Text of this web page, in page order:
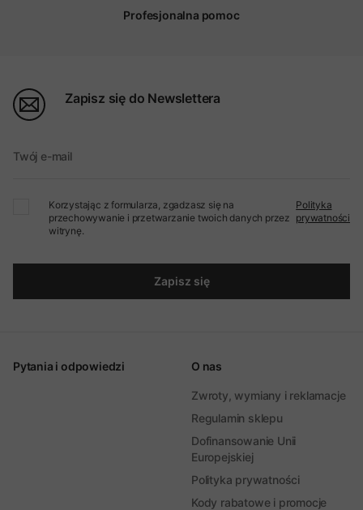
Profesjonalna pomoc
Zapisz się do Newslettera
Twój e-mail
Korzystając z formularza, zgadzasz się na
przechowywanie i przetwarzanie twoich danych przez
witrynę.
Polityka
prywatności
Zapisz się
Pytania i odpowiedzi O nas
Zwroty, wymiany i reklamacje
Regulamin sklepu
Dofinansowanie Unii
Europejskiej
Polityka prywatności
Kody rabatowe i promocje